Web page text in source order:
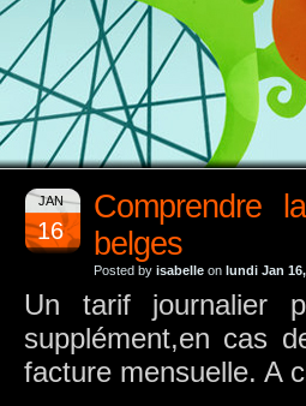
JAN
16
Comprendre
belges
Posted by isabelle on lundi Jan
Un tarif journalier
supplément,en cas
facture mensuelle. A